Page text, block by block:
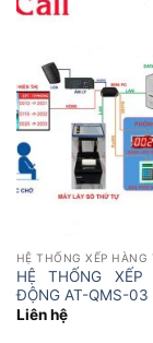
HỆ THỐNG XẾP
HỆ THỐNG
ĐỘNG AT-QMS-03
Liên hệ